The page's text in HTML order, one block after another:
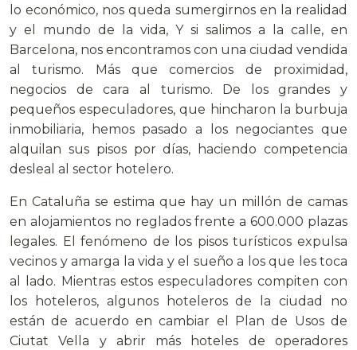
lo económico, nos queda sumergirnos en la realidad
y el mundo de la vida, Y si salimos a la calle, en
Barcelona, nos encontramos con una ciudad vendida
al turismo. Más que comercios de proximidad,
negocios de cara al turismo. De los grandes y
pequeños especuladores, que hincharon la burbuja
inmobiliaria, hemos pasado a los negociantes que
alquilan sus pisos por días, haciendo competencia
desleal al sector hotelero.
En Cataluña se estima que hay un millón de camas
en alojamientos no reglados frente a 600.000 plazas
legales. El fenómeno de los pisos turísticos expulsa
vecinos y amarga la vida y el sueño a los que les toca
al lado. Mientras estos especuladores compiten con
los hoteleros, algunos hoteleros de la ciudad no
están de acuerdo en cambiar el Plan de Usos de
Ciutat Vella y abrir más hoteles de operadores